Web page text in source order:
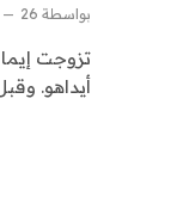
بواسطة 26 يوليو، 2026
أيداهو.